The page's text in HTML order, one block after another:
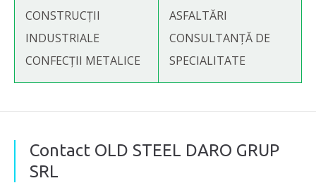
CONSTRUCȚII
INDUSTRIALE
CONFECȚII METALICE
ASFALTĂRI
CONSULTANȚĂ DE
SPECIALITATE
Contact OLD STEEL DARO GRUP
SRL